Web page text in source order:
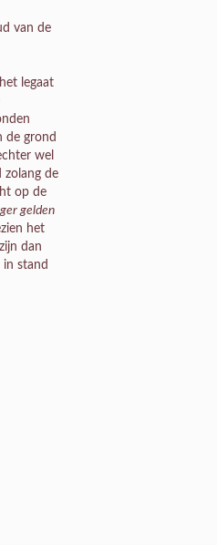
van de
legaat
de grond
wel
zolang de
op de
gelden
het
dan
in stand